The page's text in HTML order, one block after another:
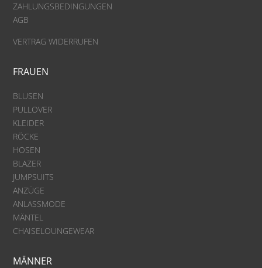
ZAHLUNGSBEDINGUNGEN
AGB
VERTRAG WIDERRUFEN
FRAUEN
BLUSEN
PULLOVER
KLEIDER
RÖCKE
HOSEN
BLAZER
JUMPSUITS
ANZÜGE
ANLASSMODE
MÄNTEL
CHAISELOUNGEWEAR
MÄNNER